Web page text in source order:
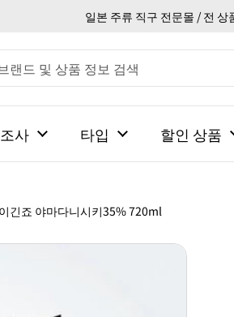
일본 주류 직구 전문몰 / 전 상
사 타입 할인 상품
긴죠 야마다니시키35% 720ml